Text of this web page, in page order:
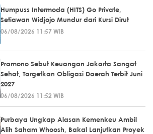
Humpuss Intermoda (HITS) Go Private,
Setiawan Widjojo Mundur dari Kursi Dirut
06/08/2026 11:57 WIB
Pramono Sebut Keuangan Jakarta Sangat
Sehat, Targetkan Obligasi Daerah Terbit Juni
2027
06/08/2026 11:52 WIB
Purbaya Ungkap Alasan Kemenkeu Ambil
Alih Saham Whoosh, Bakal Lanjutkan Proyek